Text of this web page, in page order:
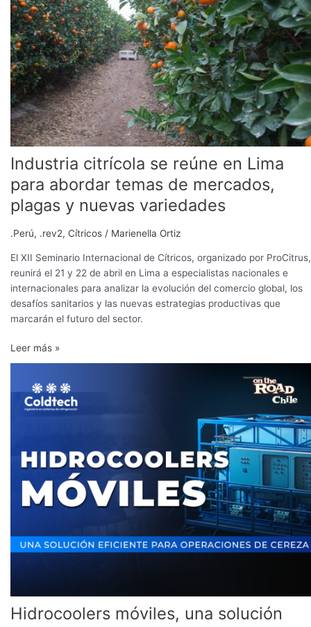
Industria citrícola se reúne en Lima
para abordar temas de mercados,
plagas y nuevas variedades
.Perú, .rev2, Cítricos / Marienella Ortiz
El XII Seminario Internacional de Cítricos, organizado por ProCitrus,
reunirá el 21 y 22 de abril en Lima a especialistas nacionales e
internacionales para analizar la evolución del comercio global, los
desafíos sanitarios y las nuevas estrategias productivas que
marcarán el futuro del sector.
en
Lima
para
abordar
temas
de
mercados,
plagas
y
nuevas
variedades
Leer más »
Hidrocoolers móviles, una solución
móviles,
una
operaciones
cereza